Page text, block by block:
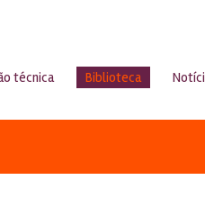
técnica Biblioteca